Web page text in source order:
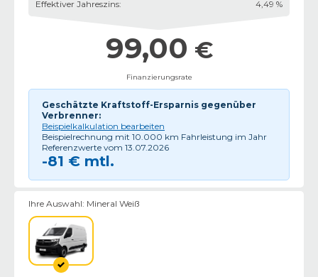
Effektiver Jahreszins: 4,49 %
99,00 €
Finanzierungsrate
Geschätzte Kraftstoff-Ersparnis gegenüber
Verbrenner:
Beispielkalkulation bearbeiten
Beispielrechnung mit 10.000 km Fahrleistung im Jahr
Referenzwerte vom 13.07.2026
-81 € mtl.
Ihre Auswahl: Mineral Weiß